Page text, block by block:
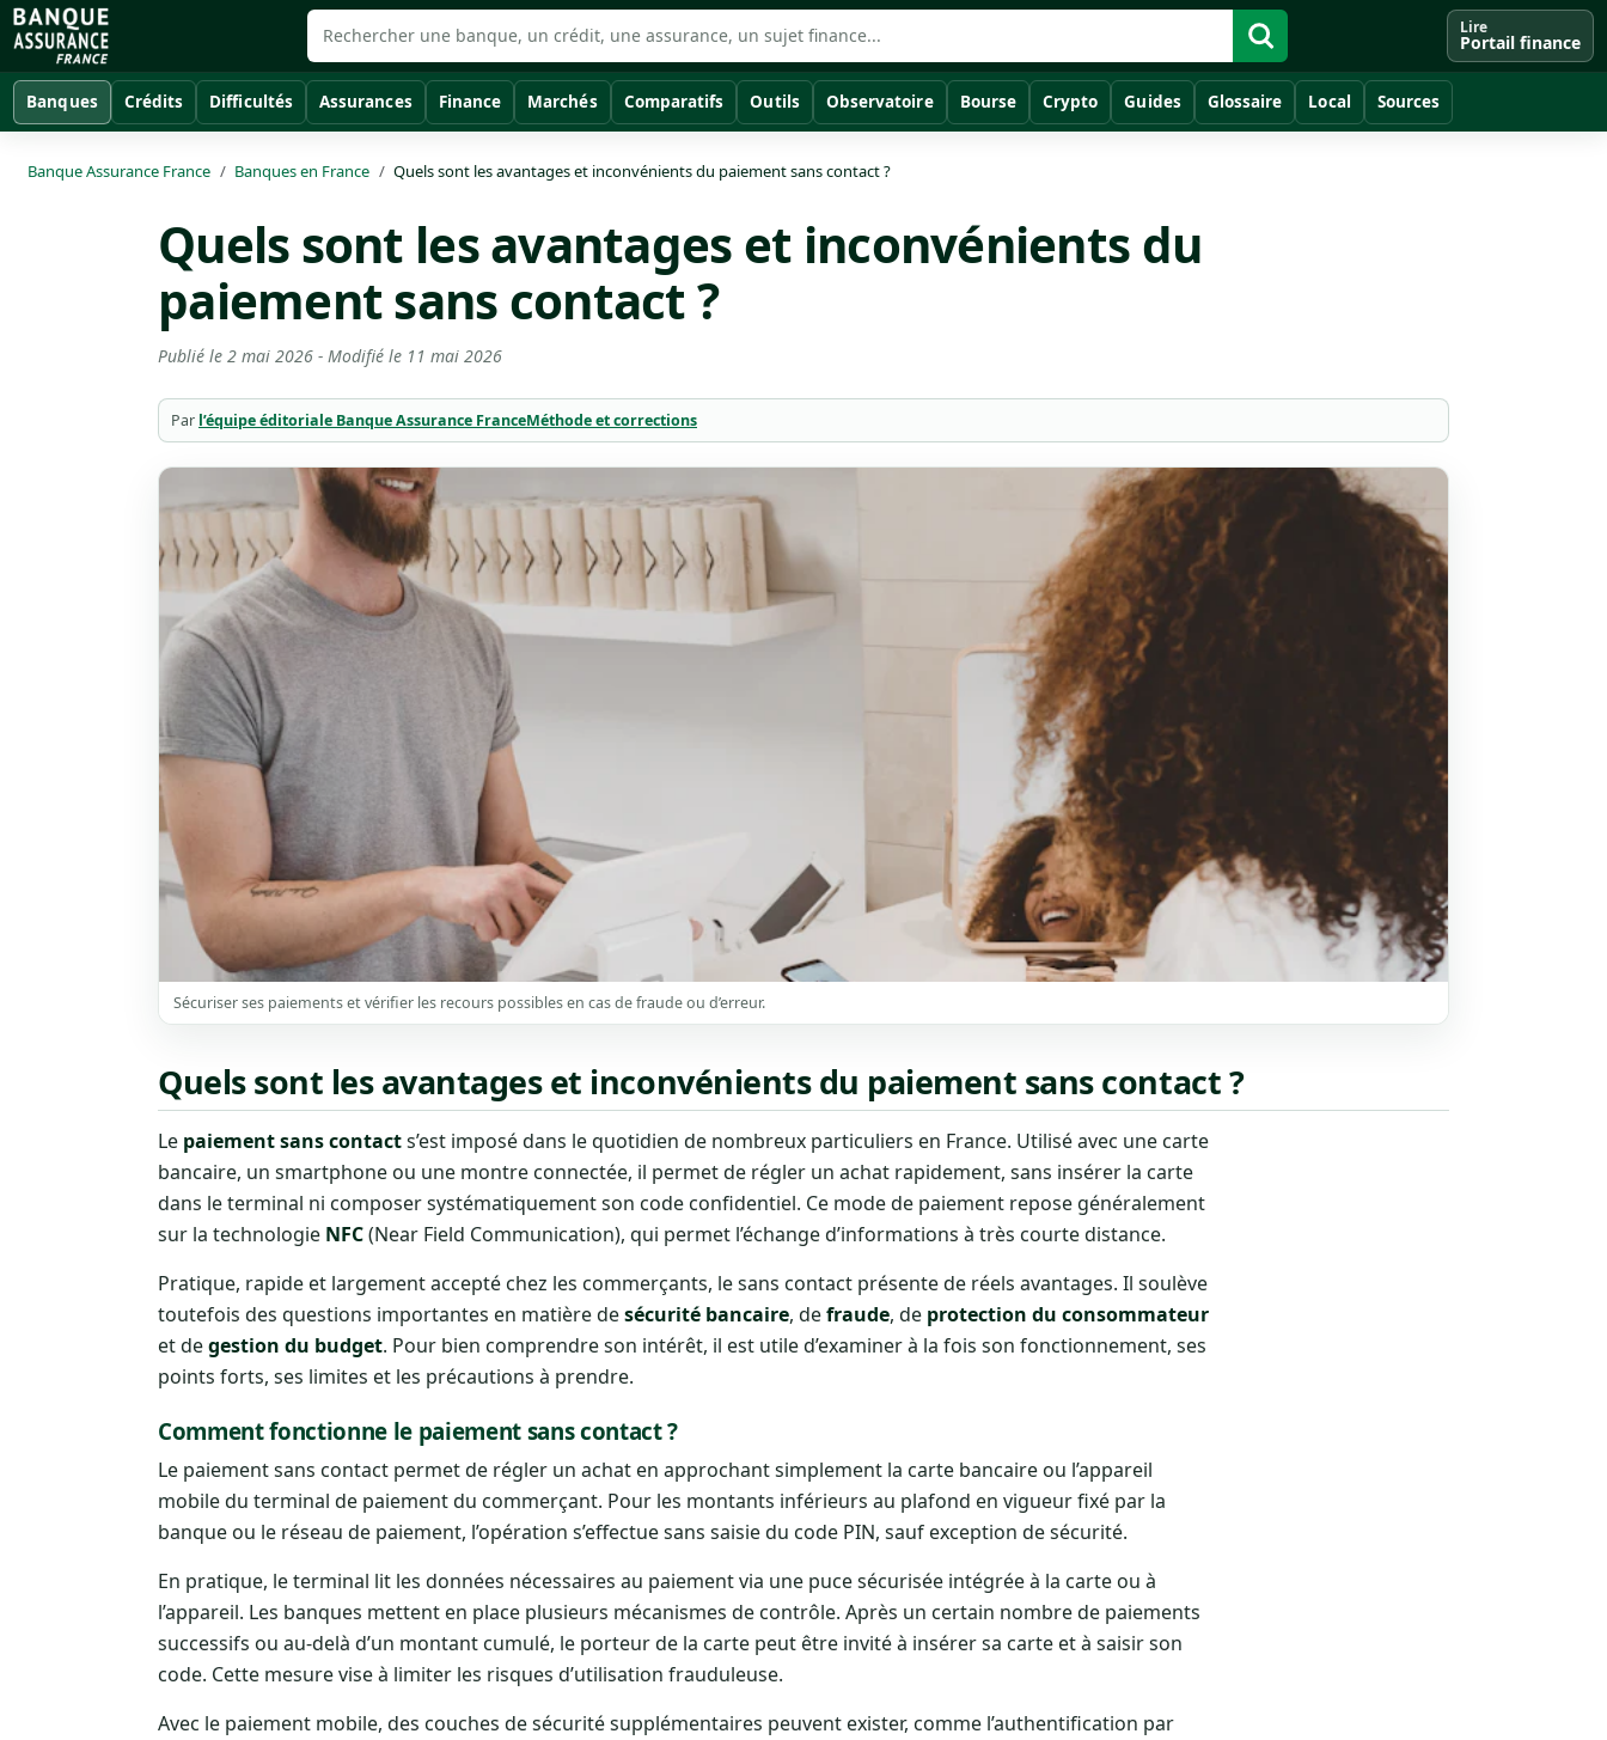
Lire
Portail finance
Banques Crédits Difficultés Assurances Finance Marchés Comparatifs Outils Observatoire Bourse Crypto Guides Glossaire Local Sources
Banque Assurance France Banques en France Quels sont les avantages et inconvénients du paiement sans contact ?
Quels sont les avantages et inconvénients du
paiement sans contact ?
Publié le 2 mai 2026 - Modifié le 11 mai 2026
Par l’équipe éditoriale Banque Assurance FranceMéthode et corrections
Sécuriser ses paiements et vérifier les recours possibles en cas de fraude ou d’erreur.
Quels sont les avantages et inconvénients du paiement sans contact ?
Le paiement sans contacts’est imposé dans le quotidien de nombreux particuliers en France. Utilisé avec une carte
bancaire, un smartphone ou une montre connectée, il permet de régler un achat rapidement, sans insérer la carte
dans le terminal ni composer systématiquement son code confidentiel. Ce mode de paiement repose généralement
sur la technologie NFC(Near Field Communication), qui permet l’échange d’informations à très courte distance.
Pratique, rapide et largement accepté chez les commerçants, le sans contact présente de réels avantages. Il soulève
toutefois des questions importantes en matière desécurité bancaire, defraude, de protection du consommateur
et degestion du budget. Pour bien comprendre son intérêt, il est utile d’examiner à la fois son fonctionnement, ses
points forts, ses limites et les précautions à prendre.
Comment fonctionne le paiement sans contact ?
Le paiement sans contact permet de régler un achat en approchant simplement la carte bancaire ou l’appareil
mobile du terminal de paiement du commerçant. Pour les montants inférieurs au plafond en vigueur fixé par la
banque ou le réseau de paiement, l’opération s’effectue sans saisie du code PIN, sauf exception de sécurité.
En pratique, le terminal lit les données nécessaires au paiement via une puce sécurisée intégrée à la carte ou à
l’appareil. Les banques mettent en place plusieurs mécanismes de contrôle. Après un certain nombre de paiements
successifs ou au-delà d’un montant cumulé, le porteur de la carte peut être invité à insérer sa carte et à saisir son
code. Cette mesure vise à limiter les risques d’utilisation frauduleuse.
Avec le paiement mobile, des couches de sécurité supplémentaires peuvent exister, comme l’authentification par